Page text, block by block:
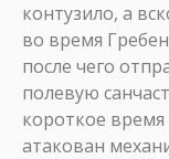
контузило, а
во время
после чего
полевую
короткое
атакован